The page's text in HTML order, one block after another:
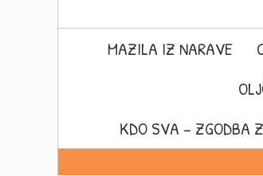
MAZILA IZ NARAVE
KDO SVA – ZGODBA